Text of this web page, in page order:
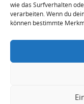
wie das Surfverhalten
verarbeiten. Wenn du
können bestimmte